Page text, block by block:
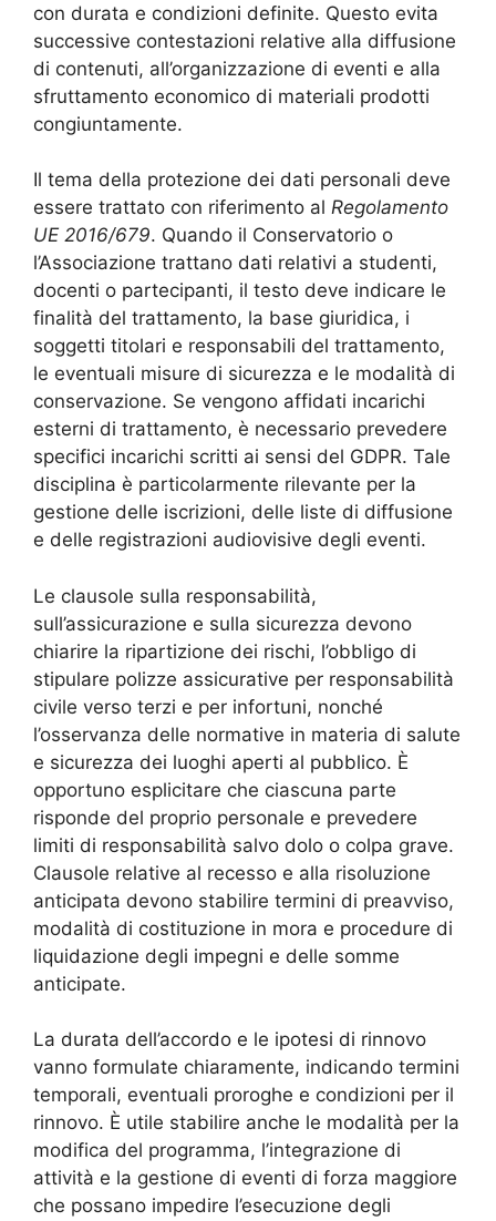
con durata e condizioni definite. Questo evita
successive contestazioni relative alla diffusione
di contenuti, all’organizzazione di eventi e alla
sfruttamento economico di materiali prodotti
congiuntamente.
Il tema della protezione dei dati personali deve
essere trattato con riferimento al Regolamento
UE 2016/679. Quando il Conservatorio o
l’Associazione trattano dati relativi a studenti,
docenti o partecipanti, il testo deve indicare le
finalità del trattamento, la base giuridica, i
soggetti titolari e responsabili del trattamento,
le eventuali misure di sicurezza e le modalità di
conservazione. Se vengono affidati incarichi
esterni di trattamento, è necessario prevedere
specifici incarichi scritti ai sensi del GDPR. Tale
disciplina è particolarmente rilevante per la
gestione delle iscrizioni, delle liste di diffusione
e delle registrazioni audiovisive degli eventi.
Le clausole sulla responsabilità,
sull’assicurazione e sulla sicurezza devono
chiarire la ripartizione dei rischi, l’obbligo di
stipulare polizze assicurative per responsabilità
civile verso terzi e per infortuni, nonché
l’osservanza delle normative in materia di salute
e sicurezza dei luoghi aperti al pubblico. È
opportuno esplicitare che ciascuna parte
risponde del proprio personale e prevedere
limiti di responsabilità salvo dolo o colpa grave.
Clausole relative al recesso e alla risoluzione
anticipata devono stabilire termini di preavviso,
modalità di costituzione in mora e procedure di
liquidazione degli impegni e delle somme
anticipate.
La durata dell’accordo e le ipotesi di rinnovo
vanno formulate chiaramente, indicando termini
temporali, eventuali proroghe e condizioni per il
rinnovo. È utile stabilire anche le modalità per la
modifica del programma, l’integrazione di
attività e la gestione di eventi di forza maggiore
che possano impedire l’esecuzione degli